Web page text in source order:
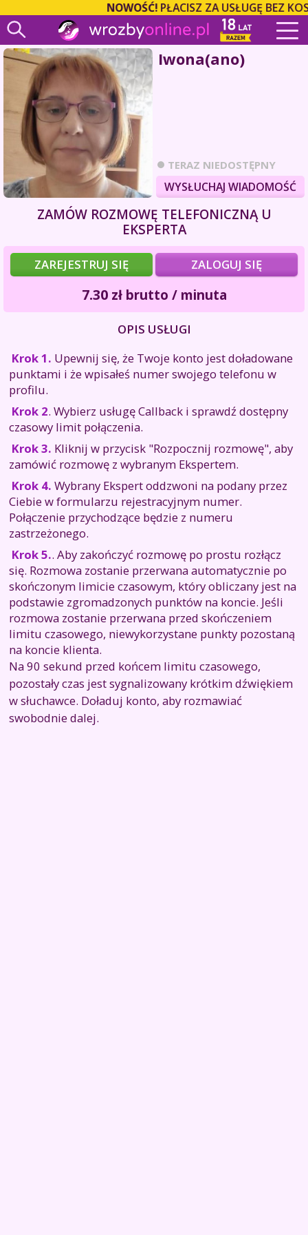
NOWOŚĆ!PŁACISZ ZA USŁUGĘ BEZ
Iwona(ano)
TERAZ NIEDOSTĘPNY
WYSŁUCHAJ WIADOMOŚĆ
ZAMÓW ROZMOWĘ TELEFONICZNĄ U
EKSPERTA
ZAREJESTRUJ SIĘ ZALOGUJ SIĘ
7.30 złbrutto / minuta
OPIS USŁUGI
Krok 1. Upewnij się, że Twoje konto jest doładowane
punktami i że wpisałeś numer swojego telefonu w
profilu.
Krok 2. Wybierz usługę Callback i sprawdź dostępny
czasowy limit połączenia.
Krok 3. Kliknij w przycisk "Rozpocznij rozmowę", aby
zamówić rozmowę z wybranym Ekspertem.
Krok 4. Wybrany Ekspert oddzwoni na podany przez
Ciebie w formularzu rejestracyjnym numer.
Połączenie przychodzące będzie z numeru
zastrzeżonego.
Krok 5.. Aby zakończyć rozmowę po prostu rozłącz
się. Rozmowa zostanie przerwana automatycznie po
skończonym limicie czasowym, który obliczany jest na
podstawie zgromadzonych punktów na koncie. Jeśli
rozmowa zostanie przerwana przed skończeniem
limitu czasowego, niewykorzystane punkty pozostaną
na koncie klienta.
Na 90 sekund przed końcem limitu czasowego,
pozostały czas jest sygnalizowany krótkim dźwiękiem
w słuchawce. Doładuj konto, aby rozmawiać
swobodnie dalej.